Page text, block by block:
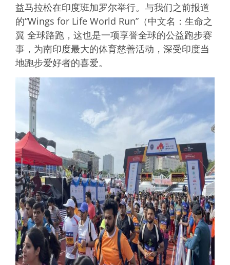
益马拉松在印度班加罗尔举行。与我们之前报道
的“Wings for Life World Run”（中文名：生命之
翼 全球路跑，这也是一项享誉全球的公益跑步赛
事，为南印度最大的体育慈善活动，深受印度当
地跑步爱好者的喜爱。